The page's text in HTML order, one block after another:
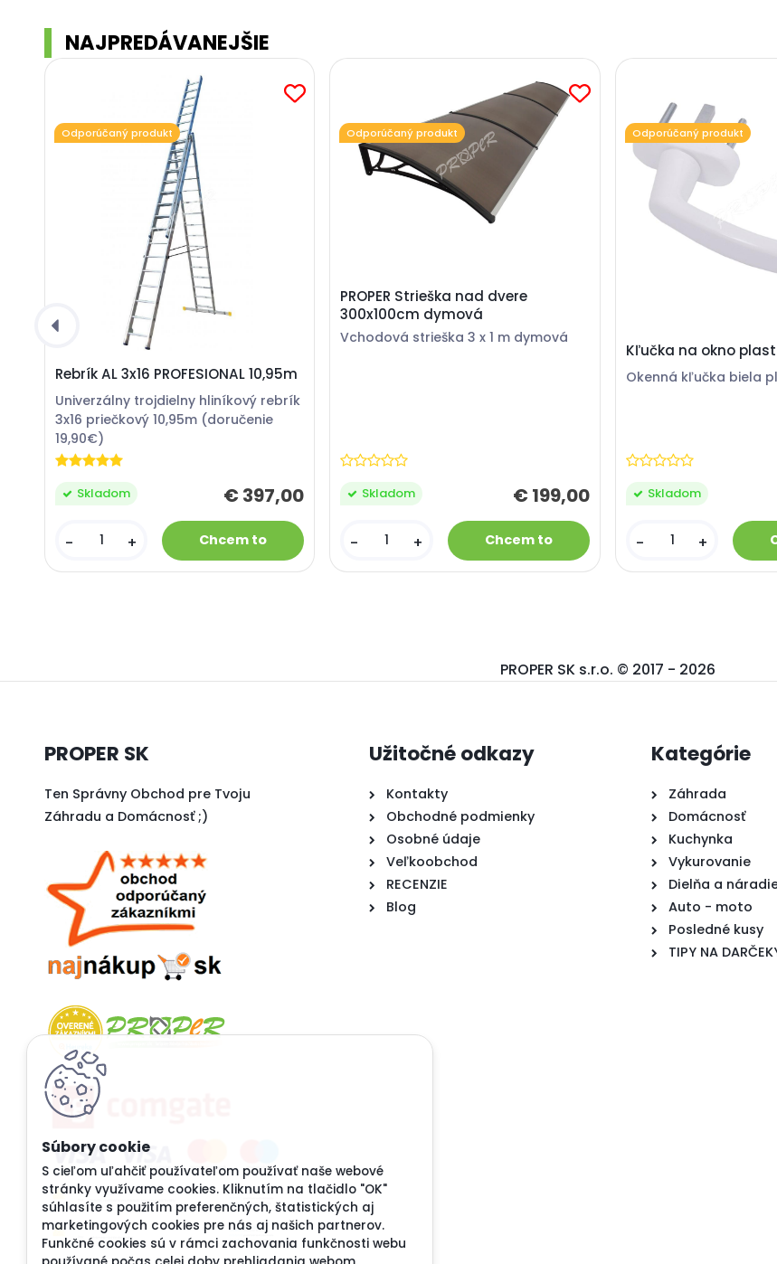
S cieľom uľahčiť používateľom používať naše webové
stránky využívame cookies. Kliknutím na tlačidlo "OK"
súhlasíte s použitím preferenčných, štatistických aj
marketingových cookies pre nás aj našich partnerov.
Funkčné cookies sú v rámci zachovania funkčnosti webu
NAJPREDÁVANEJŠIE
Rebrík AL 3x16 PROFESIONAL 10,95m
Univerzálny trojdielny hliníkový rebrík
3x16 priečkový 10,95m (doručenie
19,90€)
€ 397,00
- +
Skladom
Odporúčaný produkt
PROPER Strieška nad dvere
300x100cm dymová
Vchodová strieška 3 x 1 m dymová
€ 199,00
- +
Skladom
Odporúčaný produkt
Kľučka na okno
Okenná kľučka biela
- +
Skladom
Odporúčaný produkt
PROPER SK s.r.o. © 2017 - 2026
PROPER SK
Ten Správny Obchod pre Tvoju
Záhradu a Domácnosť ;)
Užitočné odkazy
Kontakty
Obchodné podmienky
Osobné údaje
Veľkoobchod
RECENZIE
Blog
Kategórie
Záhrada
Domácnosť
Kuchynka
Vykurovanie
Dielňa a
Auto - moto
Posledné kusy
TIPY NA